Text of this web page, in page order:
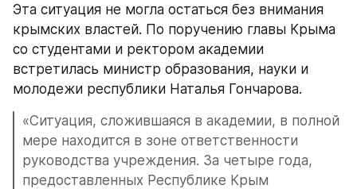
Эта ситуация не могла остаться без внимания
крымских властей. По поручению главы Крыма
со студентами и ректором академии
встретилась министр образования, науки и
молодежи республики Наталья Гончарова.
«Ситуация, сложившаяся в академии, в полной
мере находится в зоне ответственности
руководства учреждения. За четыре года,
предоставленных Республике Крым